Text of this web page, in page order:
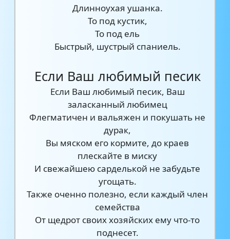
Длинноухая ушанка.
То под кустик,
То под ель
Быстрый, шустрый спаниель.
Если Ваш любимый песик
Если Ваш любимый песик, Ваш
заласканный любимец
Флегматичен и вальяжен и покушать не
дурак,
Вы мяском его кормите, до краев
плескайте в миску
И свежайшею сарделькой не забудьте
угощать.
Также оченно полезно, если каждый член
семейства
От щедрот своих хозяйских ему что-то
поднесет.